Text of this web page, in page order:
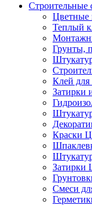
Строительные
Цветные
Теплый
Грунты,
Клей для
Затирки
Краски
Затирки
Смеси